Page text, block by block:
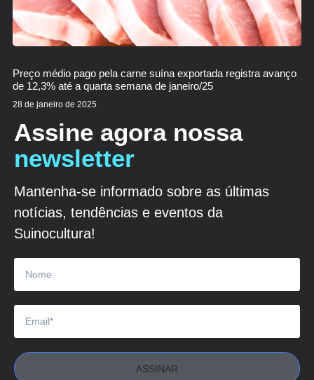
Preço médio pago pela carne suína exportada registra avanço
de 12,3% até a quarta semana de janeiro/25
28 de janeiro de 2025
Assine agora nossa
newsletter
Mantenha-se informado sobre as últimas
notícias, tendências e eventos da
Suinocultura!
ASSINAR